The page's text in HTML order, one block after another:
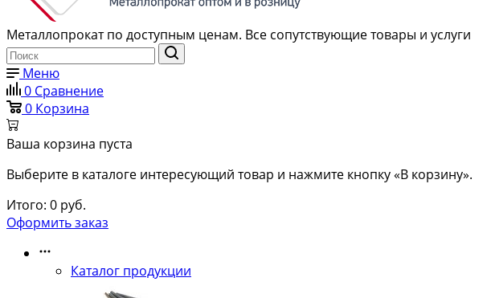
Металлопрокат по доступным ценам. Все сопутствующие товары и услуги
Меню
0 Сравнение
0 Корзина
Ваша корзина пуста
Выберите в каталоге интересующий товар и нажмите кнопку «В корзину».
Итого: 0 руб.
Оформить заказ
Каталог продукции